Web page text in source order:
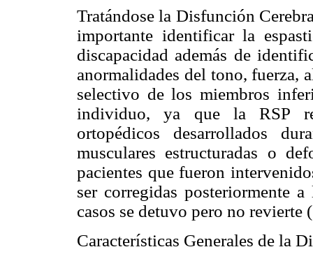
Tratándose la Disfunción
importante identificar la
discapacidad además de
anormalidades del tono, fuerza,
selectivo de los miembros
individuo, ya que la RSP
ortopédicos desarrollados
musculares estructuradas o
pacientes que fueron
ser corregidas posteriormente
casos se detuvo pero no revierte
Características Generales de la